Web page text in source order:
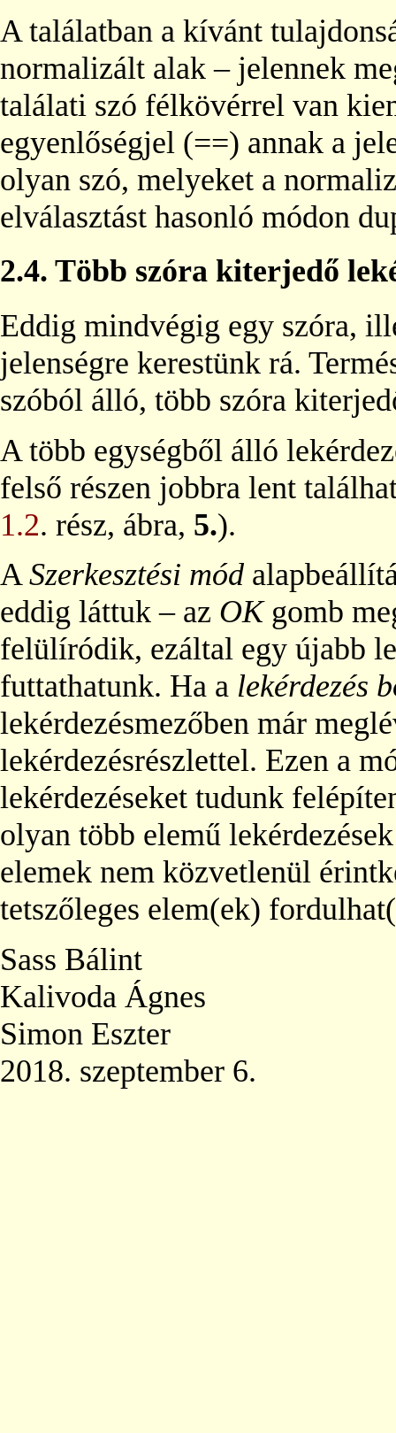
A találatban a kívánt
normalizált alak – jelennek
találati szó félkövérrel van
egyenlőségjel (==) annak a
olyan szó, melyeket a
elválasztást hasonló módon
2.4. Több szóra kiterjedő
Eddig mindvégig egy szóra,
jelenségre kerestünk rá.
szóból álló, több szóra
A több egységből álló
felső részen jobbra lent
1.2. rész, ábra, 5.).
ASzerkesztési mód
eddig láttuk – az OKgomb
felülíródik, ezáltal egy újabb
futtathatunk. Ha a lekérdezés
lekérdezésmezőben már
lekérdezésrészlettel. Ezen a
lekérdezéseket tudunk
olyan több elemű
elemek nem közvetlenül
tetszőleges elem(ek)
Sass Bálint
Kalivoda Ágnes
Simon Eszter
2018. szeptember 6.